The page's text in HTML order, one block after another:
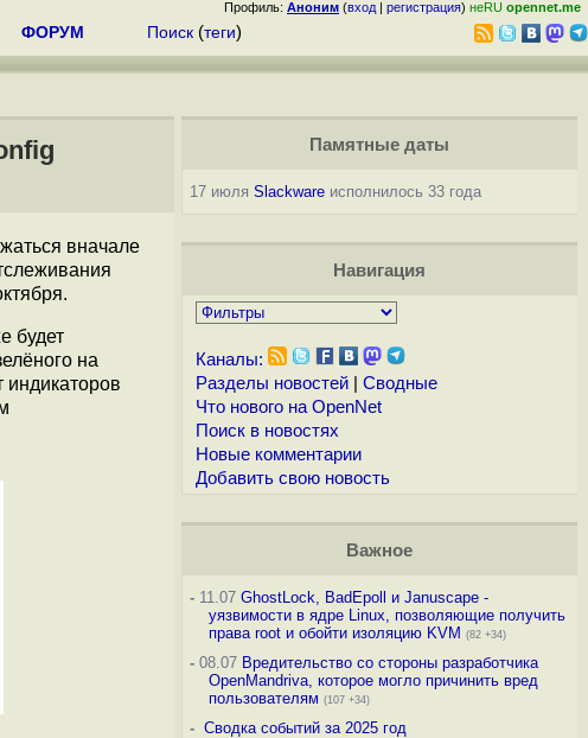
Профиль: Аноним (вход | регистрация) неRU opennet.me
ФОРУМ Поиск (теги)
вначале
будет
на
индикаторов
Памятные даты
17 июля Slackwareисполнилось 33 года
Навигация
Каналы:
Разделы новостей| Сводные
Что нового на OpenNet
Поиск в новостях
Новые комментарии
Добавить свою новость
Важное
-11.07 GhostLock, BadEpoll и Januscape -
уязвимости в ядре Linux, позволяющие получить
права root и обойти изоляцию KVM (82 +34)
-08.07 Вредительство со стороны разработчика
OpenMandriva, которое могло причинить вред
пользователям (107 +34)
- Сводка событий за 2025 год